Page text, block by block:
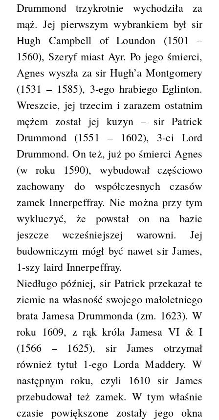
Drummond trzykrotnie wychodziła za
mąż. Jej pierwszym wybrankiem był sir
Hugh Campbell of Loundon (1501 –
1560), Szeryf miast Ayr. Po jego śmierci,
Agnes wyszła za sir Hugh’a Montgomery
(1531 – 1585), 3-ego hrabiego Eglinton.
Wreszcie, jej trzecim i zarazem ostatnim
mężem został jej kuzyn – sir Patrick
Drummond (1551 – 1602), 3-ci Lord
Drummond. On też, już po śmierci Agnes
(w roku 1590), wybudował częściowo
zachowany do współczesnych czasów
zamek Innerpeffray. Nie można przy tym
wykluczyć, że powstał on na bazie
jeszcze wcześniejszej warowni. Jej
budowniczym mógł być nawet sir James,
1-szy laird Innerpeffray.
Niedługo później, sir Patrick przekazał te
ziemie na własność swojego małoletniego
brata Jamesa Drummonda (zm. 1623). W
roku 1609, z rąk króla Jamesa VI & I
(1566 – 1625), sir James otrzymał
również tytuł 1-ego Lorda Maddery. W
następnym roku, czyli 1610 sir James
przebudował też zamek. W tym właśnie
czasie powiększone zostały jego okna